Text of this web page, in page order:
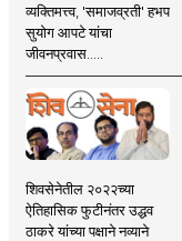
व्यक्तिमत्त्व, 'समाजव्रती' हभप
सुयोग आपटे यांचा
जीवनप्रवास.....
शिवसेनेतील २०२२च्या
ऐतिहासिक फुटीनंतर उद्धव
ठाकरे यांच्या पक्षाने नव्याने